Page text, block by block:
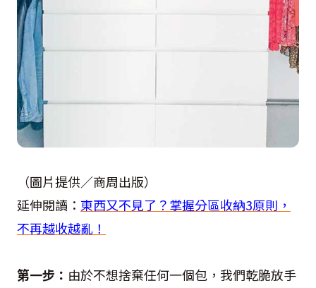
（圖片提供／商周出版）
延伸閱讀： 東西又不見了？掌握分區收納3原則，
不再越收越亂！
第一步： 由於不想捨棄任何一個包，我們乾脆放手